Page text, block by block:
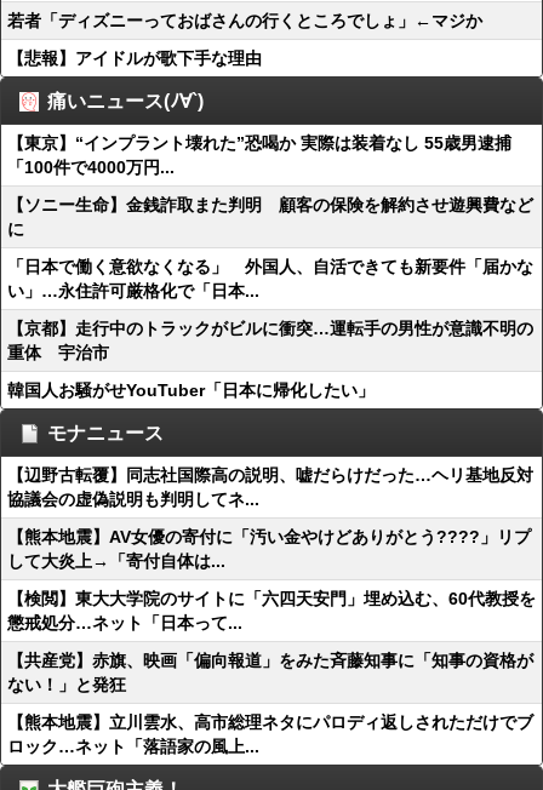
若者「ディズニーっておばさんの行くところでしょ」←マジか
【悲報】アイドルが歌下手な理由
痛いニュース(ﾉ∀`)
【東京】“インプラント壊れた”恐喝か 実際は装着なし 55歳男逮捕
「100件で4000万円...
【ソニー生命】金銭詐取また判明 顧客の保険を解約させ遊興費など
に
「日本で働く意欲なくなる」 外国人、自活できても新要件「届かな
い」…永住許可厳格化で「日本...
【京都】走行中のトラックがビルに衝突…運転手の男性が意識不明の
重体 宇治市
韓国人お騒がせYouTuber「日本に帰化したい」
モナニュース
【辺野古転覆】同志社国際高の説明、嘘だらけだった…ヘリ基地反対
協議会の虚偽説明も判明してネ...
【熊本地震】AV女優の寄付に「汚い金やけどありがとう????」リプ
して大炎上→「寄付自体は...
【検閲】東大大学院のサイトに「六四天安門」埋め込む、60代教授を
懲戒処分…ネット「日本って...
【共産党】赤旗、映画「偏向報道」をみた斉藤知事に「知事の資格が
ない！」と発狂
【熊本地震】立川雲水、高市総理ネタにパロディ返しされただけでブ
ロック…ネット「落語家の風上...